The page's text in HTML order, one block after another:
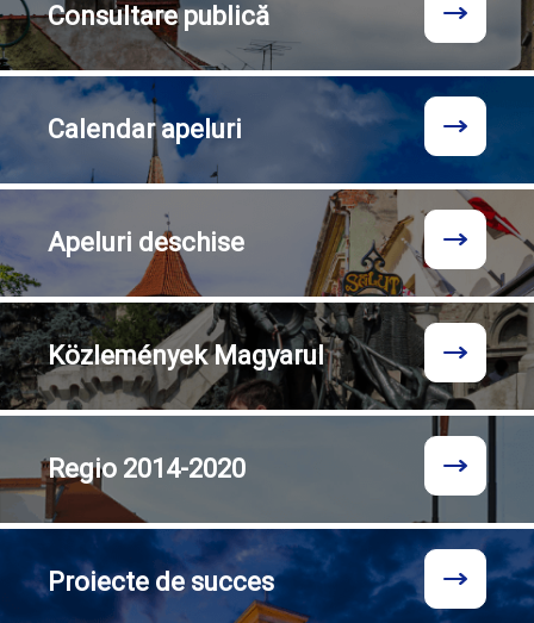
Consultarepublică
Calendarapeluri
Apeluri deschise
KözleményekMagyarul
Regio 2014-2020
Proiecte de succes